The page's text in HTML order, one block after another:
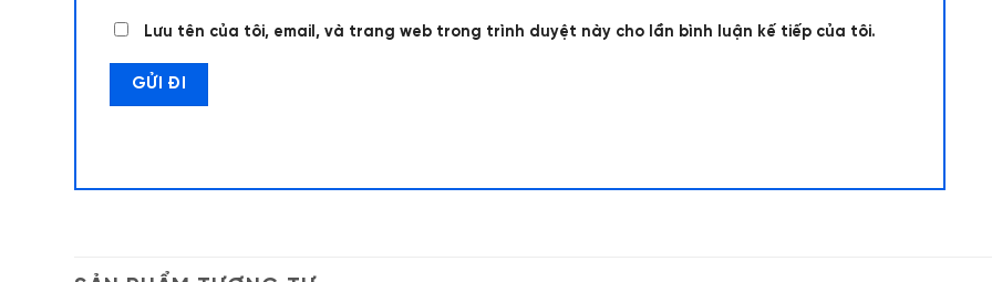
Lưu tên của tôi, email, và trang web trong trình duyệt này cho lần bình luận kế tiếp của tôi.